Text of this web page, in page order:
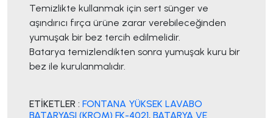
Temizlikte kullanmak için sert sünger ve
aşındırıcı fırça ürüne zarar verebileceğinden
yumuşak bir bez tercih edilmelidir.
Batarya temizlendikten sonra yumuşak kuru bir
bez ile kurulanmalıdır.
ETİKETLER : FONTANA YÜKSEK LAVABO
BATARYASI (KROM) FK-4021, BATARYA VE